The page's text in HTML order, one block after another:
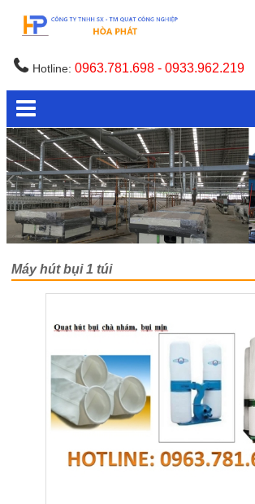
Hotline:0963.781.698 - 0933.962.219
Máy hút bụi 1 túi